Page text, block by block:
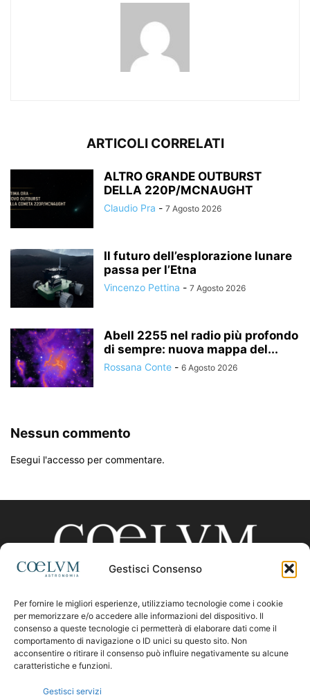
Gestisci Consenso
Per fornire le migliori esperienze, utilizziamo tecnologie come i cookie
per memorizzare e/o accedere alle informazioni del dispositivo. Il
consenso a queste tecnologie ci permetterà di elaborare dati come il
comportamento di navigazione o ID unici su questo sito. Non
acconsentire o ritirare il consenso può influire negativamente su alcune
caratteristiche e funzioni.
Gestisci servizi
ARTICOLI CORRELATI
ALTRO GRANDE OUTBURST
DELLA 220P/MCNAUGHT
Claudio Pra - 7 Agosto 2026
Il futuro dell’esplorazione lunare
passa per l’Etna
Vincenzo Pettina - 7 Agosto 2026
Abell 2255 nel radio più profondo
di sempre: nuova mappa del...
Rossana Conte - 6 Agosto 2026
Nessun commento
Esegui l'accesso per commentare.
CHI SIAMO
Contattaci:coelumastro@coelum.com